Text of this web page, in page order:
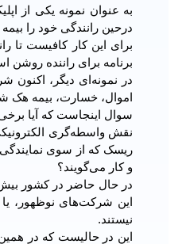
به عنوان نمونه یکی از
درحین رانندگی خود را بیمه
برای این کار کافیست تا
برنامه برای راننده روشن
در نمونه‌ای دیگر، اکنون
اموال، خسارت، بیمه هک
سوال اینجاست که آیا
نقش واسطه‌گری
ریسک که از سوی
و کار می‌گویند؟
این شرکت‌های نوظهور، یا
نیستند.
این در حالیست که در